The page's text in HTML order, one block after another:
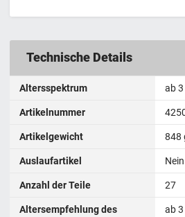
Technische Details
Altersspektrum ab
Artikelnummer
Artikelgewicht ‎848
Auslaufartikel Nein
Anzahl der Teile 27
Altersempfehlung des
ab